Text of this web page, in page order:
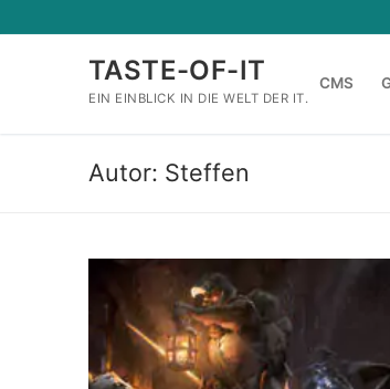
Inhalt
TASTE-OF-IT
EIN EINBLICK IN DIE WELT DER IT.
CMS
Autor: Steffen